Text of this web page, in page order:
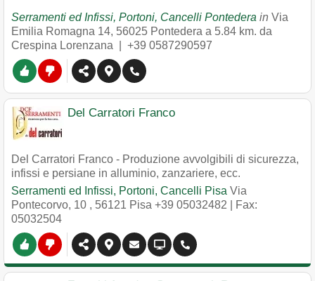
Serramenti ed Infissi, Portoni, Cancelli Pontedera in Via
Emilia Romagna 14, 56025 Pontedera a 5.84 km. da
Crespina Lorenzana | +39 0587290597
Del Carratori Franco
Del Carratori Franco - Produzione avvolgibili di sicurezza,
infissi e persiane in alluminio, zanzariere, ecc.
Serramenti ed Infissi, Portoni, Cancelli Pisa Via
Pontecorvo, 10 , 56121 Pisa +39 05032482 | Fax:
05032504